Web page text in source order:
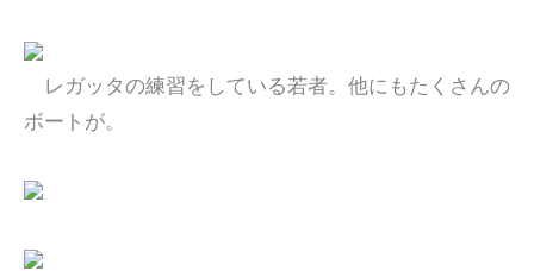
レガッタの練習をしている若者。他にもたくさんの
ボートが。